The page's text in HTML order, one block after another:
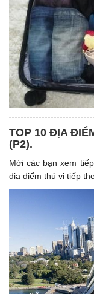
TOP 10 ĐỊA
(P2).
Mời các bạn xem
địa điểm thú vị tiếp